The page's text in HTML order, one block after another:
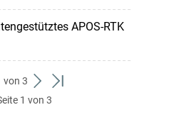
APOS-RTK
von 3
weiter
zum
zum
1 von 3